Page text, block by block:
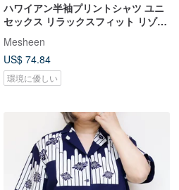
ハワイアン半袖プリントシャツ ユニ
セックス リラックスフィット リゾー
トスタイル ビーチシャツ
Mesheen
US$ 74.84
環境に優しい